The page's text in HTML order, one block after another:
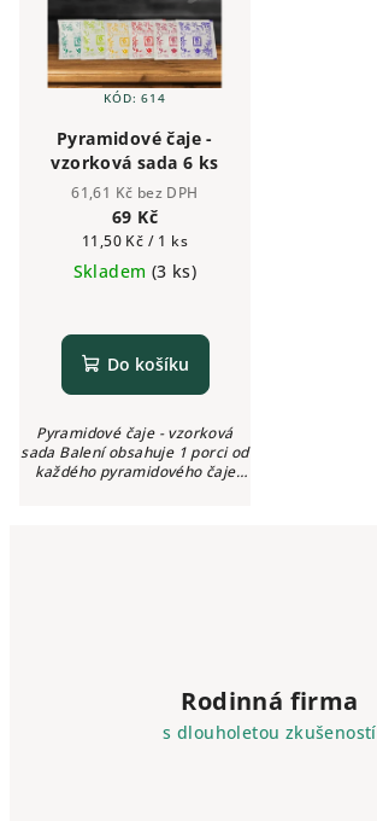
Rodinná firma
s dlouholetou zkušeností
Pyramidové čaje -
vzorková sada 6 ks
61,61 Kč bez DPH
69 Kč
Měrná
cena:
11,50 Kč / 1 ks
Skladem (3 ks)
Do košíku
Pyramidové čaje - vzorková
sada Balení obsahuje 1 porci od
každého pyramidového čaje
KÓD:614